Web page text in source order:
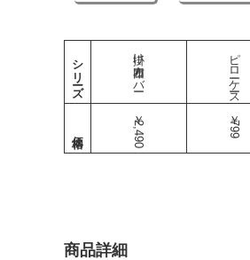
シリーズ
掛け布団カバー
￥2,490
ピローケース
￥799
商品詳細